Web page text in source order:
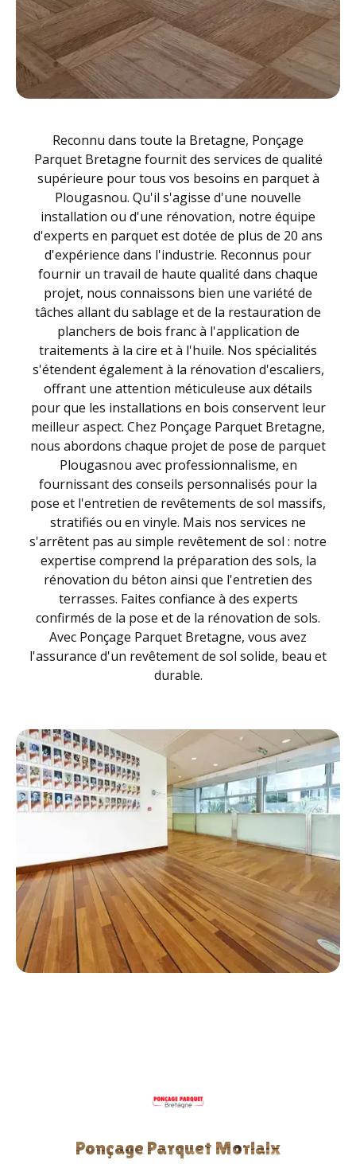
Reconnu dans toute la Bretagne, Ponçage
Parquet Bretagne fournit des services de qualité
supérieure pour tous vos besoins en parquet à
Plougasnou. Qu'il s'agisse d'une nouvelle
installation ou d'une rénovation, notre équipe
d'experts en parquet est dotée de plus de 20 ans
d'expérience dans l'industrie. Reconnus pour
fournir un travail de haute qualité dans chaque
projet, nous connaissons bien une variété de
tâches allant du sablage et de la restauration de
planchers de bois franc à l'application de
traitements à la cire et à l'huile. Nos spécialités
s'étendent également à la rénovation d'escaliers,
offrant une attention méticuleuse aux détails
pour que les installations en bois conservent leur
meilleur aspect. Chez Ponçage Parquet Bretagne,
nous abordons chaque projet de pose de parquet
Plougasnou avec professionnalisme, en
fournissant des conseils personnalisés pour la
pose et l'entretien de revêtements de sol massifs,
stratifiés ou en vinyle. Mais nos services ne
s'arrêtent pas au simple revêtement de sol : notre
expertise comprend la préparation des sols, la
rénovation du béton ainsi que l'entretien des
terrasses. Faites confiance à des experts
confirmés de la pose et de la rénovation de sols.
Avec Ponçage Parquet Bretagne, vous avez
l'assurance d'un revêtement de sol solide, beau et
durable.
Ponçage Parquet Morlaix